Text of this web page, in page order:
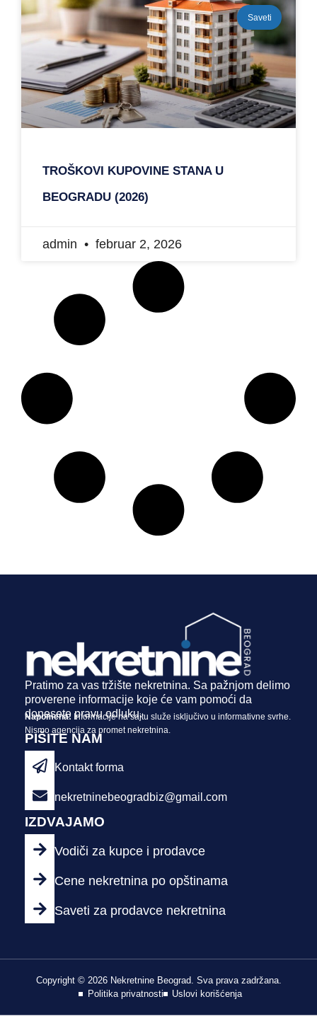
Saveti
TROŠKOVI KUPOVINE STANA U
BEOGRADU (2026)
admin februar 2, 2026
Pratimo za vas tržište nekretnina. Sa pažnjom delimo
proverene informacije koje će vam pomoći da
donesete pravu odluku.
Napomena: Informacije na sajtu služe isključivo u informativne svrhe.
Nismo agencija za promet nekretnina.
PIŠITE NAM
Kontakt forma
nekretninebeogradbiz@gmail.com
IZDVAJAMO
Vodiči za kupce i prodavce
Cene nekretnina po opštinama
Saveti za prodavce nekretnina
Copyright © 2026 Nekretnine Beograd. Sva prava zadržana.
Politika privatnosti
Uslovi korišćenja